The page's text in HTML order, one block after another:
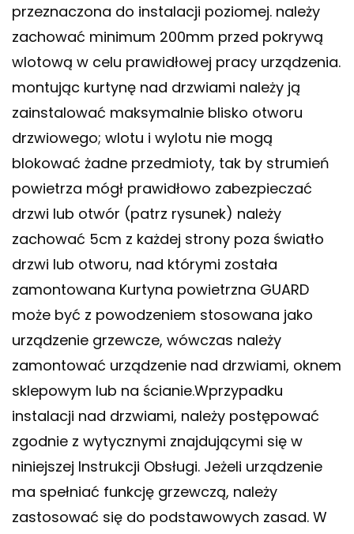
przeznaczona do instalacji poziomej. należy
zachować minimum 200mm przed pokrywą
wlotową w celu prawidłowej pracy urządzenia.
montując kurtynę nad drzwiami należy ją
zainstalować maksymalnie blisko otworu
drzwiowego; wlotu i wylotu nie mogą
blokować żadne przedmioty, tak by strumień
powietrza mógł prawidłowo zabezpieczać
drzwi lub otwór (patrz rysunek) należy
zachować 5cm z każdej strony poza światło
drzwi lub otworu, nad którymi została
zamontowana Kurtyna powietrzna GUARD
może być z powodzeniem stosowana jako
urządzenie grzewcze, wówczas należy
zamontować urządzenie nad drzwiami, oknem
sklepowym lub na ścianie.Wprzypadku
instalacji nad drzwiami, należy postępować
zgodnie z wytycznymi znajdującymi się w
niniejszej Instrukcji Obsługi. Jeżeli urządzenie
ma spełniać funkcję grzewczą, należy
zastosować się do podstawowych zasad. W